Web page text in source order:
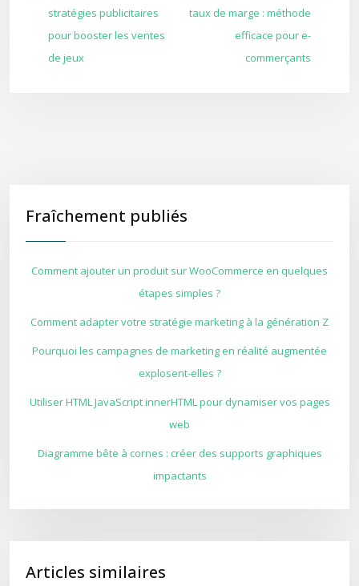
stratégies publicitaires
pour booster les ventes
de jeux
taux de marge : méthode
efficace pour e-
commerçants
Fraîchement publiés
Comment ajouter un produit sur WooCommerce en quelques
étapes simples ?
Comment adapter votre stratégie marketing à la génération Z
Pourquoi les campagnes de marketing en réalité augmentée
explosent-elles ?
Utiliser HTML JavaScript innerHTML pour dynamiser vos pages
web
Diagramme bête à cornes : créer des supports graphiques
impactants
Articles similaires